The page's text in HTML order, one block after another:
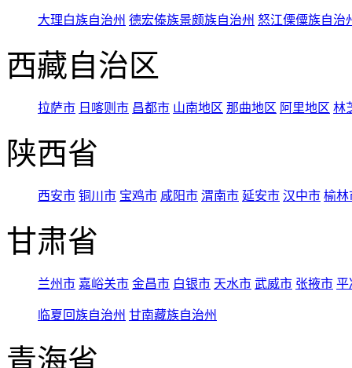
大理白族自治州 德宏傣族景颇族自治州 怒江傈僳族自治
西藏自治区
拉萨市 日喀则市 昌都市 山南地区 那曲地区 阿里地区 林
陕西省
西安市 铜川市 宝鸡市 咸阳市 渭南市 延安市 汉中市 榆林
甘肃省
兰州市 嘉峪关市 金昌市 白银市 天水市 武威市 张掖市 平
临夏回族自治州 甘南藏族自治州
青海省